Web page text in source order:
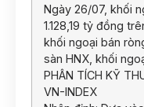
Ngày 26/07, khối
1.128,19 tỷ đồng
khối ngoại bán
sàn HNX, khối
PHÂN TÍCH KỸ
VN-INDEX